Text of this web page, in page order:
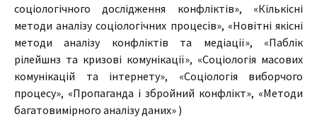
соціологічного дослідження конфліктів», «Кількісні
методи аналізу соціологічних процесів», «Новітні якісні
методи аналізу конфліктів та медіації», «Паблік
рілейшнз та кризові комунікації», «Соціологія масових
комунікацій та інтернету», «Соціологія виборчого
процесу», «Пропаганда і збройний конфлікт», «Методи
багатовимірного аналізу даних» )